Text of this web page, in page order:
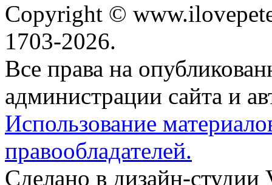
Copyright ©
1703-2026.
Все права на
администрации сайта и
Использование
правообладателей.
Сделано в дизайн-студии